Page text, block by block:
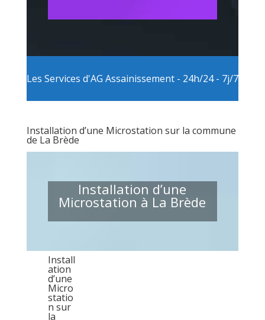
Les Services d'AG Assainissement - 24h/24 - 7j/7
Installation d’une Microstation sur la commune
de La Brède
Installation d’une
Microstation à La Brède
Install
ation
d’une
Micro
statio
n sur
la